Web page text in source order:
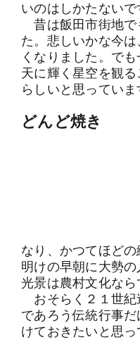
いのはしかたないで
昔は飯田市街地で
た。悲しいかな今
くなりました。で
天に輝く星空を観
らしいと思っていま
どんど焼き
なり、かつてほど
明けの早朝に大勢
光景は農村文化なら
おそらく２１世紀
であろう伝統行事
けておきたいと思っ